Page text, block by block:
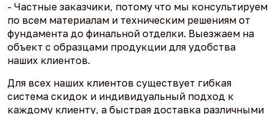
- Частные заказчики, потому что мы консультируем
по всем материалам и техническим решениям от
фундамента до финальной отделки. Выезжаем на
объект с образцами продукции для удобства
наших клиентов.
Для всех наших клиентов существует гибкая
система скидок и индивидуальный подход к
каждому клиенту, а быстрая доставка различными